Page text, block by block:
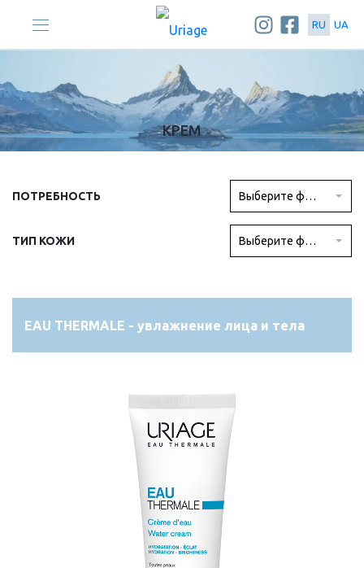
| ЛИЦО | ТИПЫ ПРОДУКТОВ | КРЕМ
КРЕМ
ПОТРЕБНОСТЬ Выберите фильтр
ТИП КОЖИ Выберите фильтр
EAU THERMALE - увлажнение лица и тела
RU UA